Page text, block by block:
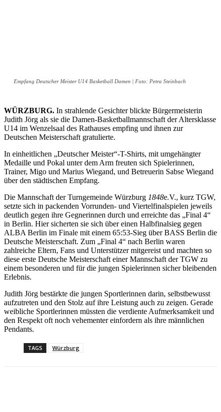
Empfang Deutscher Meister U14 Basketball Damen | Foto: Petra Steinbach
WÜRZBURG. In strahlende Gesichter blickte Bürgermeisterin
Judith Jörg als sie die Damen-Basketballmannschaft der Altersklasse
U14 im Wenzelsaal des Rathauses empfing und ihnen zur
Deutschen Meisterschaft gratulierte.
In einheitlichen „Deutscher Meister“-T-Shirts, mit umgehängter
Medaille und Pokal unter dem Arm freuten sich Spielerinnen,
Trainer, Migo und Marius Wiegand, und Betreuerin Sabse Wiegand
über den städtischen Empfang.
Die Mannschaft der Turngemeinde Würzburg 1848e.V., kurz TGW,
setzte sich in packenden Vorrunden- und Viertelfinalspielen jeweils
deutlich gegen ihre Gegnerinnen durch und erreichte das „Final 4“
in Berlin. Hier sicherten sie sich über einen Halbfinalsieg gegen
ALBA Berlin im Finale mit einem 65:53-Sieg über BASS Berlin die
Deutsche Meisterschaft. Zum „Final 4“ nach Berlin waren
zahlreiche Eltern, Fans und Unterstützer mitgereist und machten so
diese erste Deutsche Meisterschaft einer Mannschaft der TGW zu
einem besonderen und für die jungen Spielerinnen sicher bleibenden
Erlebnis.
Judith Jörg bestärkte die jungen Sportlerinnen darin, selbstbewusst
aufzutreten und den Stolz auf ihre Leistung auch zu zeigen. Gerade
weibliche Sportlerinnen müssten die verdiente Aufmerksamkeit und
den Respekt oft noch vehementer einfordern als ihre männlichen
Pendants.
TAGS Würzburg